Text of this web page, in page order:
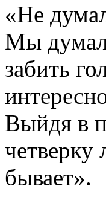
«Не
Мы
забить
Выйдя в
бывает».